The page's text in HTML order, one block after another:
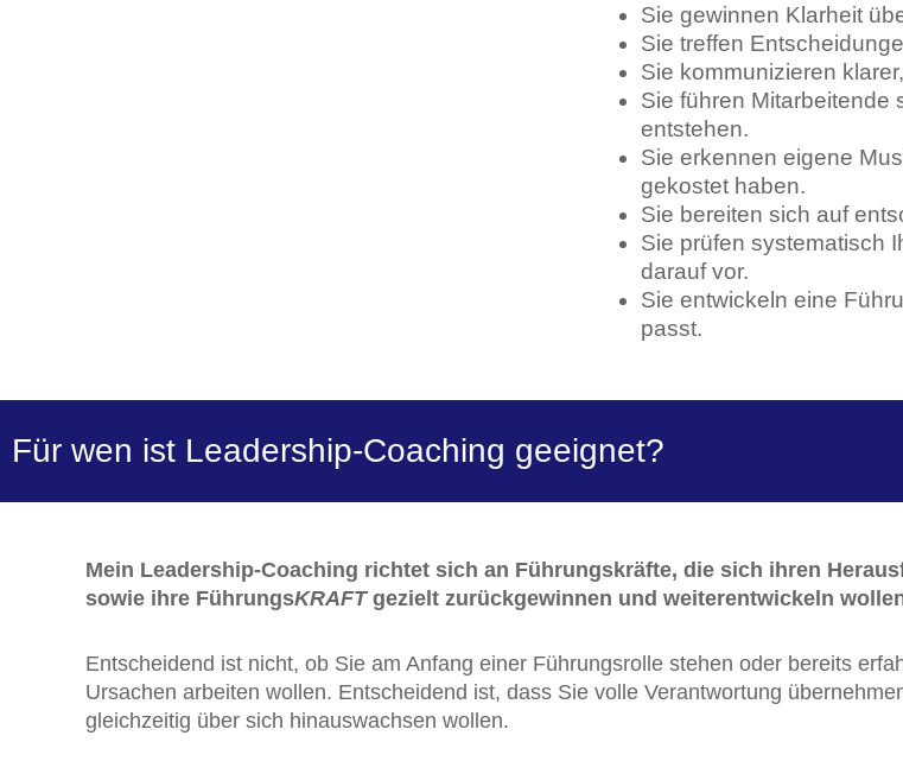
Sie gewinnen Klarheit
Sie treffen
Sie kommunizieren
Sie führen Mitarbeitende
entstehen.
Sie erkennen eigene
gekostet haben.
Sie bereiten sich auf
Sie prüfen systematisch
darauf vor.
Sie entwickeln eine
passt.
Für wen ist Leadership-Coaching geeignet?
Mein Leadership-Coaching richtet sich an Führungskräfte, die sich ihren
sowie ihre FührungsKRAFTgezielt zurückgewinnen und weiterentwickeln
Entscheidend ist nicht, ob Sie am Anfang einer Führungsrolle stehen oder bereits
Ursachen arbeiten wollen. Entscheidend ist, dass Sie volle Verantwortung
gleichzeitig über sich hinauswachsen wollen.